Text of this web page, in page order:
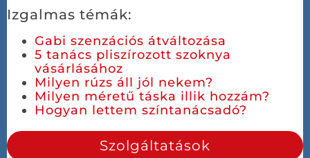
Izgalmas témák:
Gabi szenzációs átváltozása
5 tanács pliszírozott szoknya
vásárlásához
Milyen rúzs áll jól nekem?
Milyen méretű táska illik hozzám?
Hogyan lettem színtanácsadó?
Szolgáltatások